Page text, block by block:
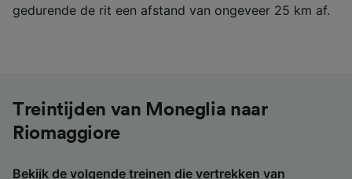
gedurende de rit een afstand van ongeveer 25 km af.
Treintijden van Moneglia naar
Riomaggiore
Bekijk de volgende treinen die vertrekken van